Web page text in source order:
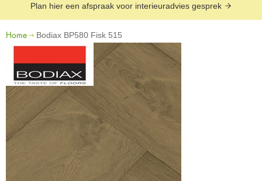
Plan hier een afspraak voor interieuradvies gesprek
Home Bodiax BP580 Fisk 515